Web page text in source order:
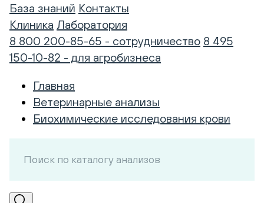
База знаний Контакты
Клиника Лаборатория
8 800 200-85-65 - сотрудничество 8 495
150-10-82 - для агробизнеса
Главная
Ветеринарные анализы
Биохимические исследования крови